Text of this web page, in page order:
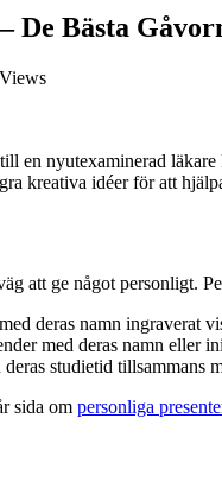
De Bästa
en nyutexaminerad
kreativa idéer för att
att ge något personligt.
deras namn ingraverat
med deras namn eller
studietid tillsammans
sida om personliga